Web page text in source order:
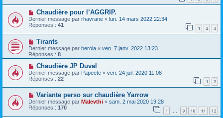
Chaudière pour l’AGGRIP.
Dernier message par rhavrane « lun. 14 mars 2022 22:34
Réponses : 41 1 2 3
Tirants
Dernier message par berola « ven. 7 janv. 2022 13:23
Réponses : 8
Chaudière JP Duval
Dernier message par Papeete « ven. 24 juil. 2020 11:08
Réponses : 22 1 2
Variante perso sur chaudière Yarrow
Dernier message par Malevthi « sam. 2 mai 2020 19:28
Réponses : 170 1 9 10 11 12